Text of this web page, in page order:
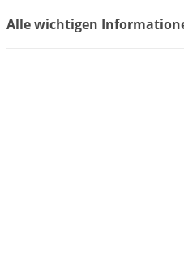
Alle wichtigen